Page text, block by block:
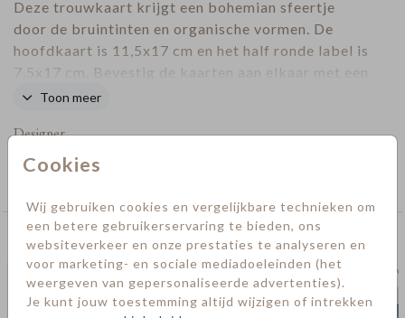
Cookies
Wij gebruiken cookies en vergelijkbare technieken om
een betere gebruikerservaring te bieden, ons
websiteverkeer en onze prestaties te analyseren en
voor marketing- en sociale mediadoeleinden (het
weergeven van gepersonaliseerde advertenties).
Je kunt jouw toestemming altijd wijzigen of intrekken
Deze trouwkaart krijgt een bohemian sfeertje
door de bruintinten en organische vormen. De
hoofdkaart is 11,5x17 cm en het half ronde label is
7,5x17 cm. Bevestig de kaarten aan elkaar met een
paperclip. Deze kun je zelf erbij bestellen.
Toon meer
Designer
Collectie
Deze kaarten vind je misschien ook leuk
trouwkaart